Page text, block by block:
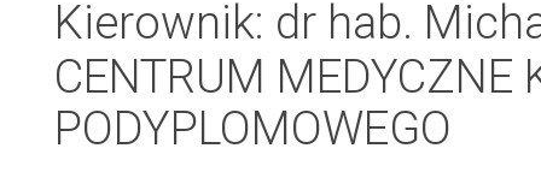
Kierownik: dr hab.
CENTRUM MEDYCZNE
PODYPLOMOWEGO